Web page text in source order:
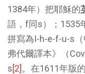
1384年）把耶穌的
語，f同s）；1535
拼寫為I-h-e-f-u-s
弗代爾譯本》（
s[2] 。在1611年版